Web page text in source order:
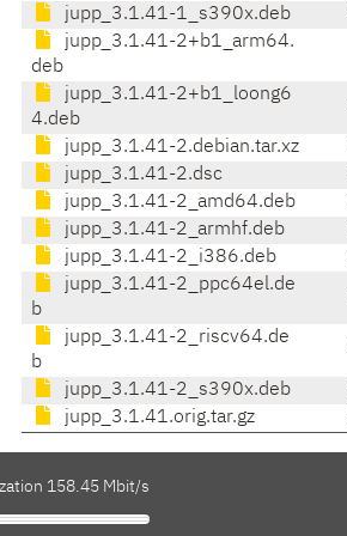
jupp_3.1.41-1_s390x.deb
jupp_3.1.41-2+b1_arm64.
deb
jupp_3.1.41-2+b1_loong6
4.deb
jupp_3.1.41-2.debian.tar.xz
jupp_3.1.41-2.dsc
jupp_3.1.41-2_amd64.deb
jupp_3.1.41-2_armhf.deb
jupp_3.1.41-2_i386.deb
jupp_3.1.41-2_ppc64el.de
b
jupp_3.1.41-2_riscv64.de
b
jupp_3.1.41-2_s390x.deb
jupp_3.1.41.orig.tar.gz
158.45 Mbit/s